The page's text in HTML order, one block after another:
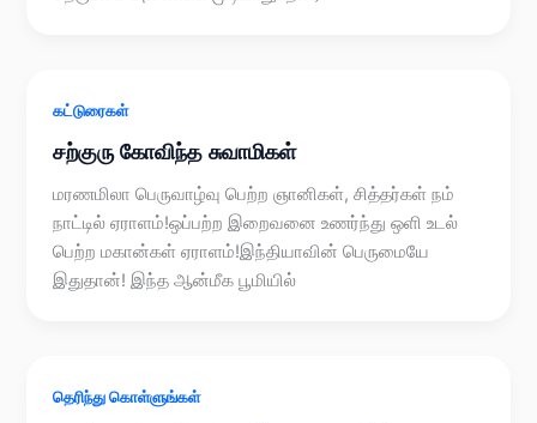
கட்டுரைகள்
சற்குரு கோவிந்த சுவாமிகள்
மரணமிலா பெருவாழ்வு பெற்ற ஞானிகள், சித்தர்கள் நம்
நாட்டில் ஏராளம்!ஒப்பற்ற இறைவனை உணர்ந்து ஒளி உடல்
பெற்ற மகான்கள் ஏராளம்!இந்தியாவின் பெருமையே
இதுதான்! இந்த ஆன்மீக பூமியில்
தெரிந்து கொள்ளுங்கள்